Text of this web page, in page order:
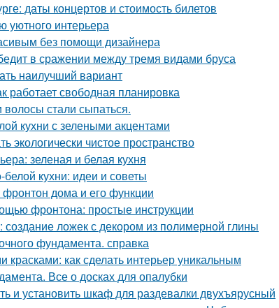
даты концертов и стоимость билетов
уютного интерьера
без помощи дизайнера
в сражении между тремя видами бруса
наилучший вариант
работает свободная планировка
стали сыпаться.
кухни с зелеными акцентами
экологически чистое пространство
зеленая и белая кухня
кухни: идеи и советы
дома и его функции
фронтона: простые инструкции
ложек с декором из полимерной глины
фундамента. справка
красками: как сделать интерьер уникальным
Все о досках для опалубки
и установить шкаф для раздевалки двухъярусный